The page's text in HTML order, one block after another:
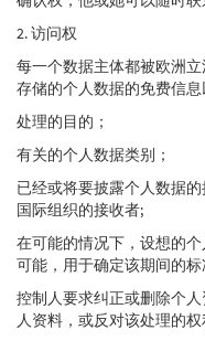
2. 访问权
每一个数据主体都被欧洲
存储的个人数据的免费信息
处理的目的；
有关的个人数据类别；
已经或将要披露个人数据
国际组织的接收者;
在可能的情况下，设想的
可能，用于确定该期间的标
控制人要求纠正或删除个
人资料，或反对该处理的权